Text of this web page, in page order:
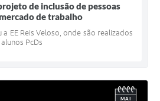
de inclusão de pessoas
de trabalho
EE Reis Veloso, onde são realizados
PcDs
MAI